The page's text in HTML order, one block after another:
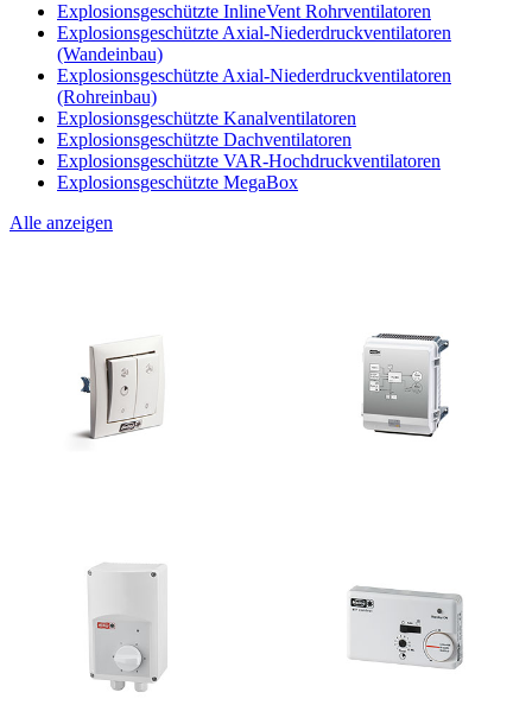
Explosionsgeschützte InlineVent Rohrventilatoren
Explosionsgeschützte Axial-Niederdruckventilatoren
(Wandeinbau)
Explosionsgeschützte Axial-Niederdruckventilatoren
(Rohreinbau)
Explosionsgeschützte Kanalventilatoren
Explosionsgeschützte Dachventilatoren
Explosionsgeschützte VAR-Hochdruckventilatoren
Explosionsgeschützte MegaBox
Alle anzeigen